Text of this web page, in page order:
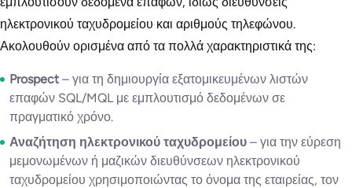
ηλεκτρονικού ταχυδρομείου και αριθμούς τηλεφώνου.
Ακολουθούν ορισμένα από τα πολλά χαρακτηριστικά της:
Prospect – για τη δημιουργία εξατομικευμένων λιστών
επαφών SQL/MQL με εμπλουτισμό δεδομένων σε
πραγματικό χρόνο.
Αναζήτηση ηλεκτρονικού ταχυδρομείου – για την εύρεση
μεμονωμένων ή μαζικών διευθύνσεων ηλεκτρονικού
ταχυδρομείου χρησιμοποιώντας το όνομα της εταιρείας, τον